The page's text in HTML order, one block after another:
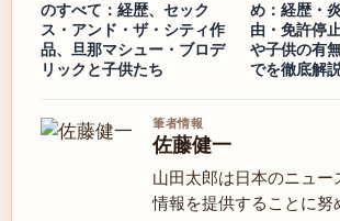
のすべて：経歴、セック
ス・アンド・ザ・シティ作
品、旦那マシュー・ブロデ
リックと子供たち
め：経歴・
由・免許停
や子供の有
でを徹底解
筆者情報
佐藤健一
山田太郎は日本のニュ
情報を提供することに